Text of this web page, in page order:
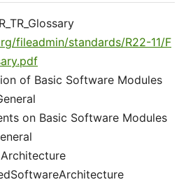
fileadmin/standards/R22-11/F
of Basic Software Modules
on Basic Software Modules